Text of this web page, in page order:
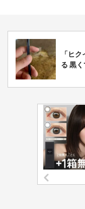
「ヒ
る 黒